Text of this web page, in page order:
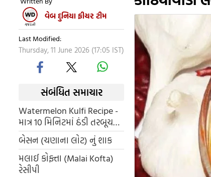
વેબ દુનિયા ફીચર ટીમ
Last Modified:
Thursday, 11 June 2026 (17:05 IST)
સંબંધિત સમાચાર
Watermelon Kulfi Recipe -
માત્ર 10 મિનિટમાં ઠંડી તરબૂચ
કુલ્ફી
બેસન (ચણાના લોટ) નું શાક
મલાઈ કોફ્તા (Malai Kofta)
રેસીપી